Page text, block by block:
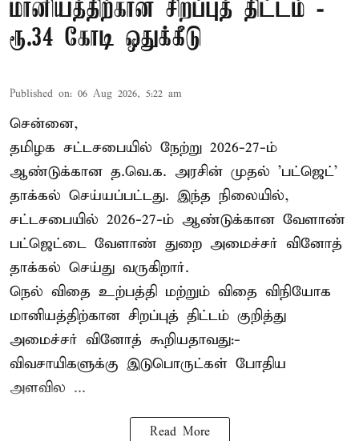
மானியத்திற்கான சிறப்புத் திட்டம் -
ரூ.34 கோடி ஒதுக்கீடு
Published on: 06 Aug 2026, 5:22 am
சென்னை,
தமிழக சட்டசபையில் நேற்று 2026-27-ம்
ஆண்டுக்கான த.வெ.க. அரசின் முதல் 'பட்ஜெட்'
தாக்கல் செய்யப்பட்டது. இந்த நிலையில்,
சட்டசபையில் 2026-27-ம் ஆண்டுக்கான வேளாண்
பட்ஜெட்டை வேளாண் துறை அமைச்சர் வினோத்
தாக்கல் செய்து வருகிறார்.
நெல் விதை உற்பத்தி மற்றும் விதை விநியோக
மானியத்திற்கான சிறப்புத் திட்டம் குறித்து
அமைச்சர் வினோத் கூறியதாவது:-
விவசாயிகளுக்கு இடுபொருட்கள் போதிய
அளவில ...
Read More